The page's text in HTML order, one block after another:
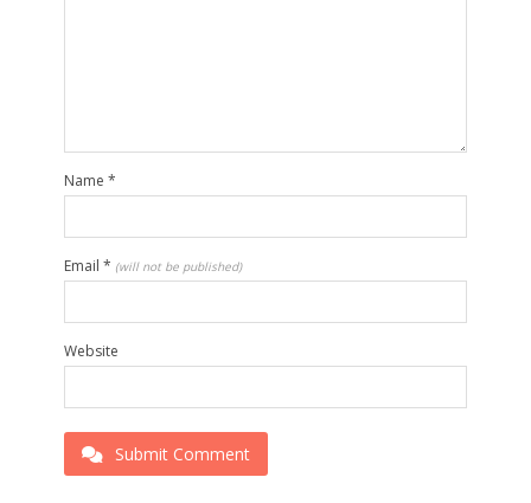
Name *
Email * (will not be published)
Website
Submit Comment